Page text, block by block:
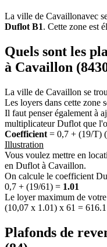
La ville de Cavaillonavec
Duflot B1. Cette zone est
Quels sont les
à Cavaillon
La ville de Cavaillon se
Les loyers dans cette zone
Il faut penser également à
multiplicateur Duflot que
Coefficient = 0,7 + (19/T)
Illustration
Vous voulez mettre en
en Duflot à Cavaillon.
On calcule le coefficient
0,7 + (19/61) = 1.01
Le loyer maximum de
(10,07 x 1.01) x 61 =
Plafonds de